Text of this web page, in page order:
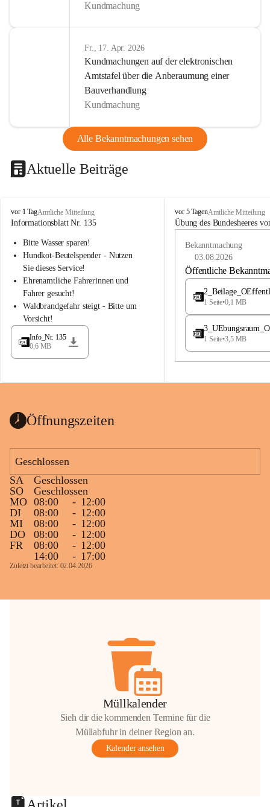
Kundmachung
Fr., 17. Apr. 2026
Kundmachungen auf der elektronischen
Amtstafel über die Anberaumung einer
Bauverhandlung
Kundmachung
Alle Bekanntmachungen sehen
Aktuelle Beiträge
B
u
h
a
d
l
a
vor 1 TagAmtliche Mitteilung
Informationsblatt Nr. 135
Bitte Wasser sparen!
Hundkot-Beutelspender - Nutzen
Sie dieses Service!
Ehrenamtliche Fahrerinnen und
Fahrer gesucht!
Waldbrandgefahr steigt - Bitte um
Vorsicht!
Info_Nr. 135
0,6 MB
B
u
e
a
vor 5 TagenAmtliche Mitteilung
Übung des Bundesheeres
Bekanntmachung
03.08.2026
Öffentliche
1 Seite•0,1 MB
1 Seite•3,5 MB
Öffnungszeiten
Geschlossen
SA
Geschlossen
SO
Geschlossen
MO 08:00 - 12:00
DI
08:00 - 12:00
MI
08:00 - 12:00
DO
08:00 - 12:00
FR
08:00 - 12:00
14:00
- 17:00
Zuletzt bearbeitet: 02.04.2026
Müllkalender
Sieh dir die kommenden Termine für die
Müllabfuhr in deiner Region an.
Kalender ansehen